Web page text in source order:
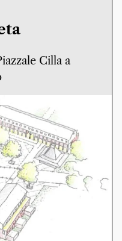
Cilla a